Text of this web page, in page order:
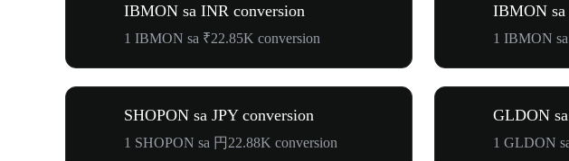
IBMON sa INR conversion
1 IBMON sa ₹22.85K conversion
IBMON sa
1 IBMON
SHOPON sa JPY conversion
1 SHOPON sa 円22.88K conversion
GLDON
1 GLDON